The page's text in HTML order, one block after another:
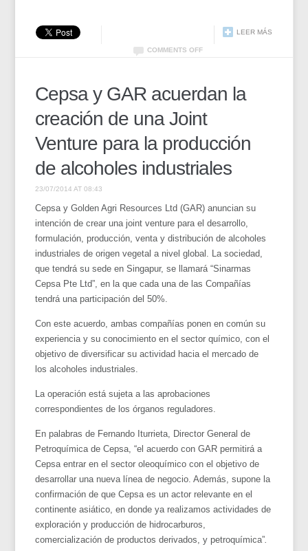
LEER MÁS
COMMENTS OFF
Cepsa y GAR acuerdan la
creación de una Joint
Venture para la producción
de alcoholes industriales
23/07/2014 AT 08:43
Cepsa y Golden Agri Resources Ltd (GAR) anuncian su
intención de crear una joint venture para el desarrollo,
formulación, producción, venta y distribución de alcoholes
industriales de origen vegetal a nivel global. La sociedad,
que tendrá su sede en Singapur, se llamará “Sinarmas
Cepsa Pte Ltd”, en la que cada una de las Compañías
tendrá una participación del 50%.
Con este acuerdo, ambas compañías ponen en común su
experiencia y su conocimiento en el sector químico, con el
objetivo de diversificar su actividad hacia el mercado de
los alcoholes industriales.
La operación está sujeta a las aprobaciones
correspondientes de los órganos reguladores.
En palabras de Fernando Iturrieta, Director General de
Petroquímica de Cepsa, “el acuerdo con GAR permitirá a
Cepsa entrar en el sector oleoquímico con el objetivo de
desarrollar una nueva línea de negocio. Además, supone la
confirmación de que Cepsa es un actor relevante en el
continente asiático, en donde ya realizamos actividades de
exploración y producción de hidrocarburos,
comercialización de productos derivados, y petroquímica”